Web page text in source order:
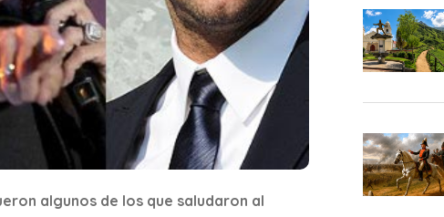
algunos de los que saludaron al